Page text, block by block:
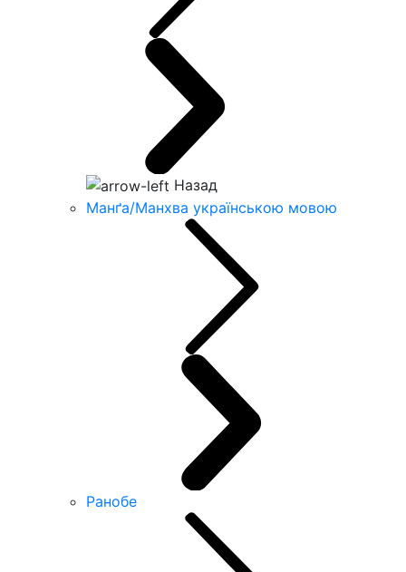
Назад
Манґа/Манхва українською мовою
Ранобе